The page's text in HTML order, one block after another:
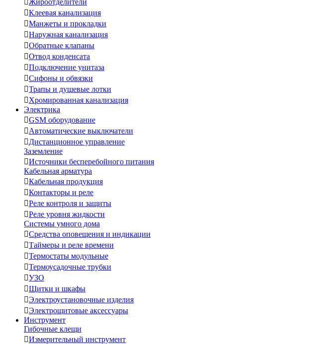
Жироотделители
Клеевая канализация
Манжеты и прокладки
Наружная канализация
Обратные клапаны
Отвод конденсата
Подключение унитаза
Сифоны и обвязки
Трапы и душевые лотки
Хромированная канализация
Электрика
GSM оборудование
Автоматические выключатели
Дистанционное управление
Заземление
Источники бесперебойного питания
Кабельная арматура
Кабельная продукция
Контакторы и реле
Реле контроля и защиты
Реле уровня жидкости
Системы умного дома
Средства оповещения и индикации
Таймеры и реле времени
Термостаты модульные
Термоусадочные трубки
УЗО
Щитки и шкафы
Электроустановочные изделия
Электрощитовые аксессуары
Инструмент
Гибочные клещи
Измерительный инструмент